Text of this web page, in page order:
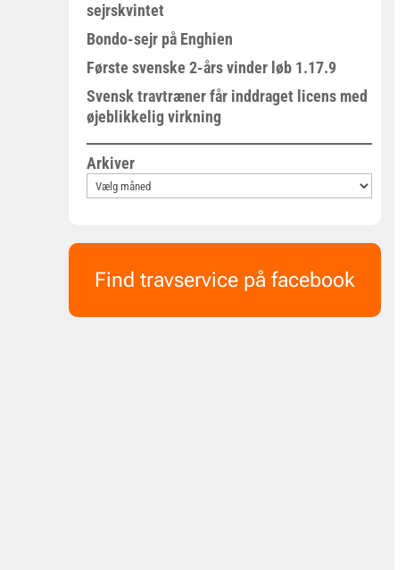
sejrskvintet
Bondo-sejr på Enghien
Første svenske 2-års vinder løb 1.17.9
Svensk travtræner får inddraget licens med
øjeblikkelig virkning
Arkiver
Find travservice på facebook